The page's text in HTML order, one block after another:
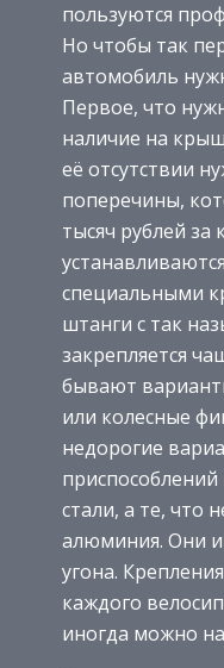
пользуются
Но чтобы так
автомобиль
Первое, что
наличие на
её отсутствии
поперечины,
тысяч рублей
специальными
штанги с так
закрепляется
бывают
или колесные
недорогие
стали, а те, что
алюминия. Они
угона.
каждого
иногда можно